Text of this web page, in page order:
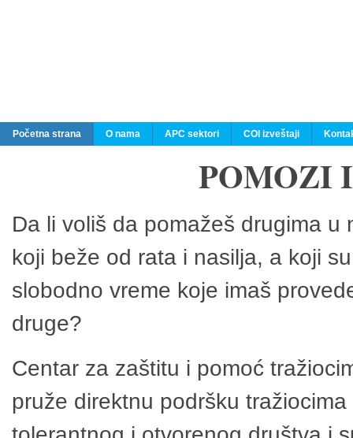
Početna strana O nama APC sektori COI izveštaji
POMOZI
Da li voliš da pomažeš drugima
koji beže od rata i nasilja, a koji
slobodno vreme koje imaš
druge?
Centar za zaštitu i pomoć
pruže direktnu podršku